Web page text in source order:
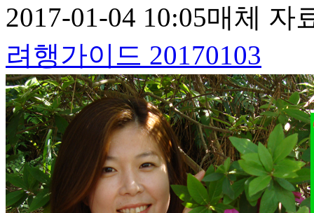
2017-01-04 10:05매체 자
려행가이드 20170103